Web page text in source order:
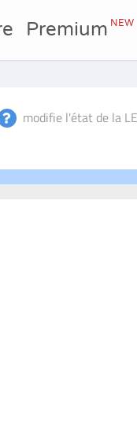
PremiumNEW